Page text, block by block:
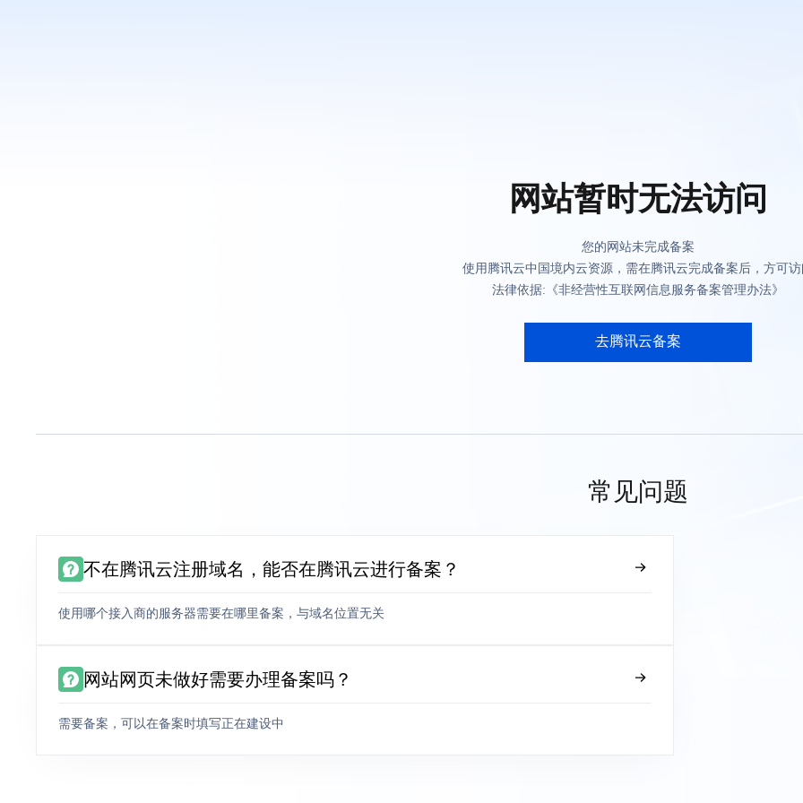
网站暂时无法访问
您的网站未完成备案
使用腾讯云中国境内云资源，需在腾讯云完成备案后，方可
法律依据:《非经营性互联网信息服务备案管理办法》
去腾讯云备案
常见问题
不在腾讯云注册域名，能否在腾讯云进行备案？
使用哪个接入商的服务器需要在哪里备案，与域名位置无关
网站网页未做好需要办理备案吗？
需要备案，可以在备案时填写正在建设中